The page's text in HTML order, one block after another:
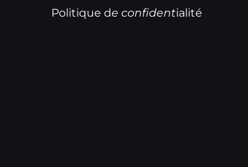
Politique de confidentialité